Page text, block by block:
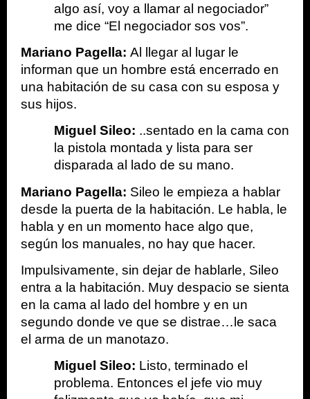
algo así, voy a llamar al negociador”
me dice “El negociador sos vos”.
Mariano Pagella: Al llegar al lugar le
informan que un hombre está encerrado en
una habitación de su casa con su esposa y
sus hijos.
Miguel Sileo: ..sentado en la cama con
la pistola montada y lista para ser
disparada al lado de su mano.
Mariano Pagella: Sileo le empieza a hablar
desde la puerta de la habitación. Le habla, le
habla y en un momento hace algo que,
según los manuales, no hay que hacer.
Impulsivamente, sin dejar de hablarle, Sileo
entra a la habitación. Muy despacio se sienta
en la cama al lado del hombre y en un
segundo donde ve que se distrae…le saca
el arma de un manotazo.
Miguel Sileo: Listo, terminado el
problema. Entonces el jefe vio muy